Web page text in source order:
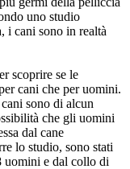
uno studio
i cani sono in realtà
scoprire se le
cani che per uomini.
sono di alcun
che gli uomini
dal cane
lo studio, sono stati
uomini e dal collo di